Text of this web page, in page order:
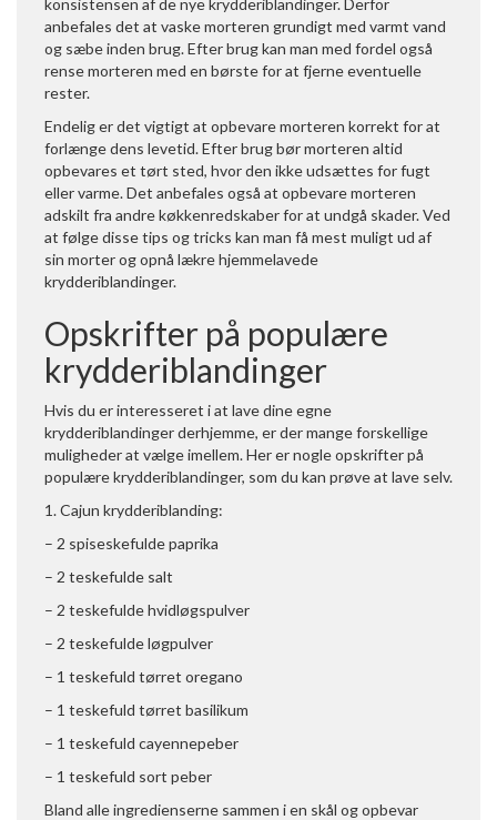
konsistensen af de nye krydderiblandinger. Derfor
anbefales det at vaske morteren grundigt med varmt vand
og sæbe inden brug. Efter brug kan man med fordel også
rense morteren med en børste for at fjerne eventuelle
rester.
Endelig er det vigtigt at opbevare morteren korrekt for at
forlænge dens levetid. Efter brug bør morteren altid
opbevares et tørt sted, hvor den ikke udsættes for fugt
eller varme. Det anbefales også at opbevare morteren
adskilt fra andre køkkenredskaber for at undgå skader. Ved
at følge disse tips og tricks kan man få mest muligt ud af
sin morter og opnå lækre hjemmelavede
krydderiblandinger.
Opskrifter på populære
krydderiblandinger
Hvis du er interesseret i at lave dine egne
krydderiblandinger derhjemme, er der mange forskellige
muligheder at vælge imellem. Her er nogle opskrifter på
populære krydderiblandinger, som du kan prøve at lave selv.
1. Cajun krydderiblanding:
– 2 spiseskefulde paprika
– 2 teskefulde salt
– 2 teskefulde hvidløgspulver
– 2 teskefulde løgpulver
– 1 teskefuld tørret oregano
– 1 teskefuld tørret basilikum
– 1 teskefuld cayennepeber
– 1 teskefuld sort peber
Bland alle ingredienserne sammen i en skål og opbevar